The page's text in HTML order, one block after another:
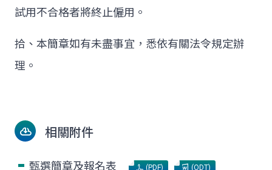
試用不合格者將終止僱用。
拾、本簡章如有未盡事宜，悉依有關法令規定辦
理。
相關附件
甄選簡章及報名表 (PDF) (ODT)